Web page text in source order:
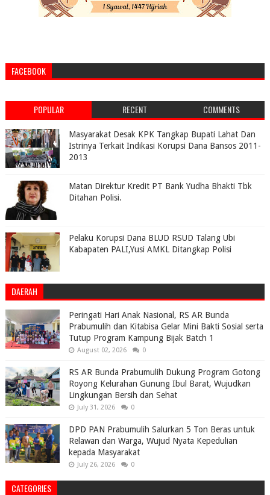
FACEBOOK
POPULAR RECENT COMMENTS
Masyarakat Desak KPK Tangkap Bupati Lahat Dan
Istrinya Terkait Indikasi Korupsi Dana Bansos 2011-
2013
Matan Direktur Kredit PT Bank Yudha Bhakti Tbk
Ditahan Polisi.
Pelaku Korupsi Dana BLUD RSUD Talang Ubi
Kabapaten PALI,Yusi AMKL Ditangkap Polisi
DAERAH
Peringati Hari Anak Nasional, RS AR Bunda
Prabumulih dan Kitabisa Gelar Mini Bakti Sosial serta
Tutup Program Kampung Bijak Batch 1
August 02, 2026 0
RS AR Bunda Prabumulih Dukung Program Gotong
Royong Kelurahan Gunung Ibul Barat, Wujudkan
Lingkungan Bersih dan Sehat
July 31, 2026 0
DPD PAN Prabumulih Salurkan 5 Ton Beras untuk
Relawan dan Warga, Wujud Nyata Kepedulian
kepada Masyarakat
July 26, 2026 0
CATEGORIES